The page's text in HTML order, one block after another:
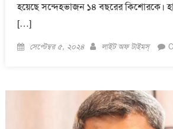
হয়েছে সন্দেহভাজন ১৪ বছরের কিশোরকে।
[…]
Posted
সেপ্টেম্বর ৫, ২০২৪ Author
লাইট অফ টাইমস্